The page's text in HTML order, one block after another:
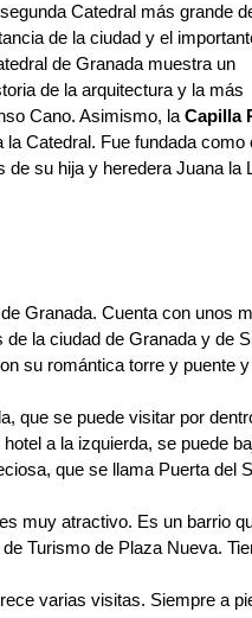
Catedral más grande
de la ciudad y el
de Granada muestra un
de la arquitectura y la más
Cano. Asimismo, la Capilla
Catedral. Fue fundada
su hija y heredera Juana la
Granada. Cuenta con unos
la ciudad de Granada y de
su romántica torre y puente
que se puede visitar por
a la izquierda, se puede
que se llama Puerta del
muy atractivo. Es un barrio
Turismo de Plaza Nueva.
varias visitas. Siempre a